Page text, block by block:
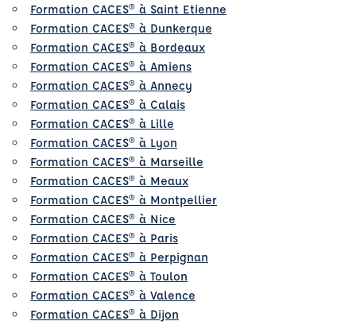
Formation CACES® à Saint Etienne
Formation CACES® à Dunkerque
Formation CACES® à Bordeaux
Formation CACES® à Amiens
Formation CACES® à Annecy
Formation CACES® à Calais
Formation CACES® à Lille
Formation CACES® à Lyon
Formation CACES® à Marseille
Formation CACES® à Meaux
Formation CACES® à Montpellier
Formation CACES® à Nice
Formation CACES® à Paris
Formation CACES® à Perpignan
Formation CACES® à Toulon
Formation CACES® à Valence
Formation CACES® à Dijon